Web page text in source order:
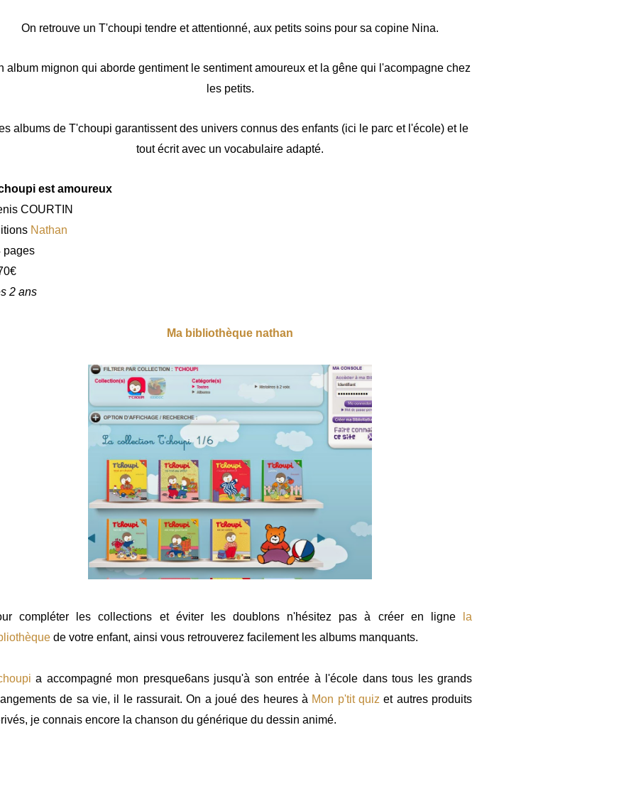
On retrouve un T'choupi tendre et attentionné, aux petits soins pour sa copine Nina.
album mignon qui aborde gentiment le sentiment amoureux et la gêne qui l'acompagne chez
les petits.
albums de T'choupi garantissent des univers connus des enfants (ici le parc et l'école) et le
tout écrit avec un vocabulaire adapté.
est amoureux
COURTIN
Nathan
pages
2 ans
Ma bibliothèque nathan
compléter les collections et éviter les doublons n'hésitez pas à créer en ligne
la
de votre enfant, ainsi vous retrouverez facilement les albums manquants.
a accompagné mon presque6ans jusqu'à son entrée à l'école dans tous les grands
de sa vie, il le rassurait. On a joué des heures à Mon p'tit quiz et autres produits
je connais encore la chanson du générique du dessin animé.